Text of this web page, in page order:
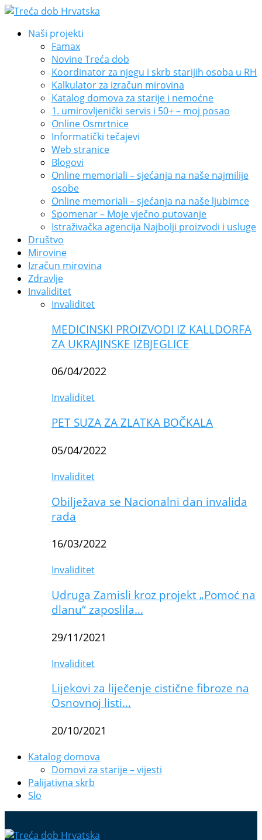
Naši projekti
Famax
Novine Treća dob
Koordinator za njegu i skrb starijih osoba u RH
Kalkulator za izračun mirovina
Katalog domova za starije i nemoćne
1. umirovljenički servis i 50+ – moj posao
Online Osmrtnice
Informatički tečajevi
Web stranice
Blogovi
Online memoriali – sjećanja na naše najmilije
osobe
Online memoriali – sjećanja na naše ljubimce
Spomenar – Moje vječno putovanje
Istraživačka agencija Najbolji proizvodi i usluge
Društvo
Mirovine
Izračun mirovina
Zdravlje
Invaliditet
Invaliditet
MEDICINSKI PROIZVODI IZ KALLDORFA
ZA UKRAJINSKE IZBJEGLICE
06/04/2022
Invaliditet
PET SUZA ZA ZLATKA BOČKALA
05/04/2022
Invaliditet
Obilježava se Nacionalni dan invalida
rada
16/03/2022
Invaliditet
Udruga Zamisli kroz projekt „Pomoć na
dlanu“ zaposlila…
29/11/2021
Invaliditet
Lijekovi za liječenje cistične fibroze na
Osnovnoj listi…
20/10/2021
Katalog domova
Domovi za starije – vijesti
Palijativna skrb
Slo